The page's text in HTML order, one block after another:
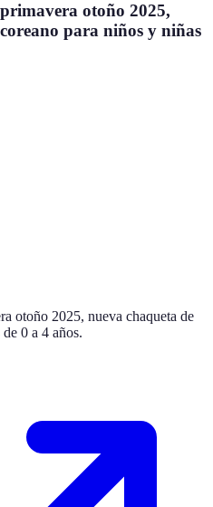
otoño 2025,
para niños y niñas
otoño 2025, nueva chaqueta de
0 a 4 años.